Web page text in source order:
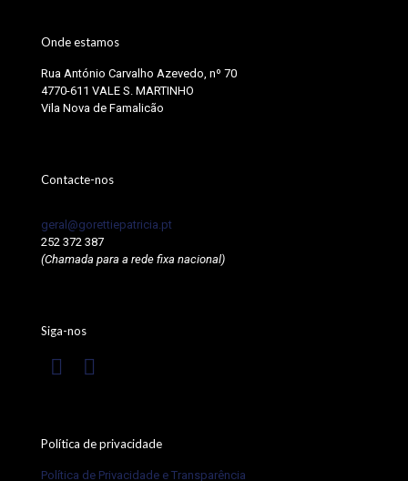
Onde estamos
Rua António Carvalho Azevedo, nº 70
4770-611 VALE S. MARTINHO
Vila Nova de Famalicão
Contacte-nos
geral@gorettiepatricia.pt
252 372 387
(Chamada para a rede fixa nacional)
Siga-nos
Política de privacidade
Política de Privacidade e Transparência